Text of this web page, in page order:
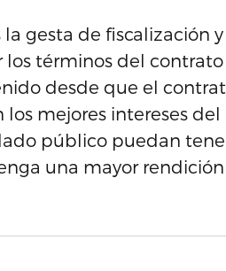
gesta de fiscalización
los términos del
desde que el
mejores intereses
público puedan
una mayor